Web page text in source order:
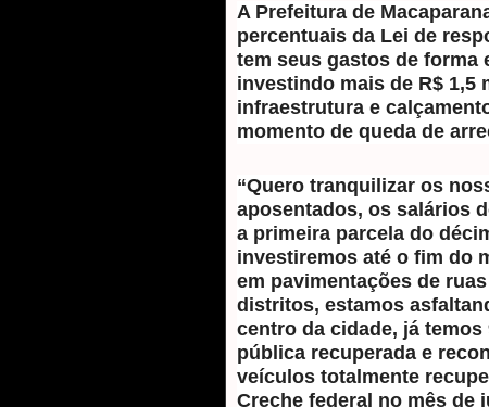
A Prefeitura de
percentuais da Lei de
tem seus gastos de forma
investindo mais de R$ 1,5
infraestrutura e
momento de queda de
“Quero tranquilizar os
aposentados, os salários
a primeira parcela do
investiremos até o fim do
em pavimentações de
distritos, estamos
centro da cidade, já
pública recuperada e
veículos totalmente
Creche federal no mês de